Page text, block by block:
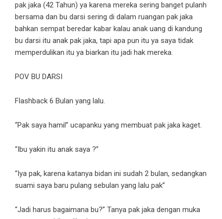
pak jaka (42 Tahun) ya karena mereka sering banget pulanh
bersama dan bu darsi sering di dalam ruangan pak jaka
bahkan sempat beredar kabar kalau anak uang di kandung
bu darsi itu anak pak jaka, tapi apa pun itu ya saya tidak
memperdulikan itu ya biarkan itu jadi hak mereka.
POV BU DARSI
Flashback 6 Bulan yang lalu.
“Pak saya hamil” ucapanku yang membuat pak jaka kaget.
“Ibu yakin itu anak saya ?”
“Iya pak, karena katanya bidan ini sudah 2 bulan, sedangkan
suami saya baru pulang sebulan yang lalu pak”
“Jadi harus bagaimana bu?” Tanya pak jaka dengan muka